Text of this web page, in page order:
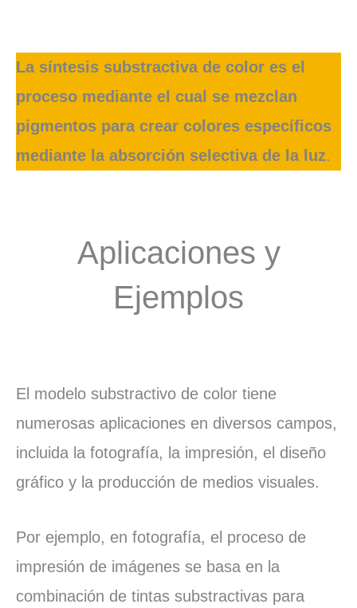
La síntesis substractiva de color es el
proceso mediante el cual se mezclan
pigmentos para crear colores específicos
mediante la absorción selectiva de la luz.
Aplicaciones y
Ejemplos
El modelo substractivo de color tiene
numerosas aplicaciones en diversos campos,
incluida la fotografía, la impresión, el diseño
gráfico y la producción de medios visuales.
Por ejemplo, en fotografía, el proceso de
impresión de imágenes se basa en la
combinación de tintas substractivas para